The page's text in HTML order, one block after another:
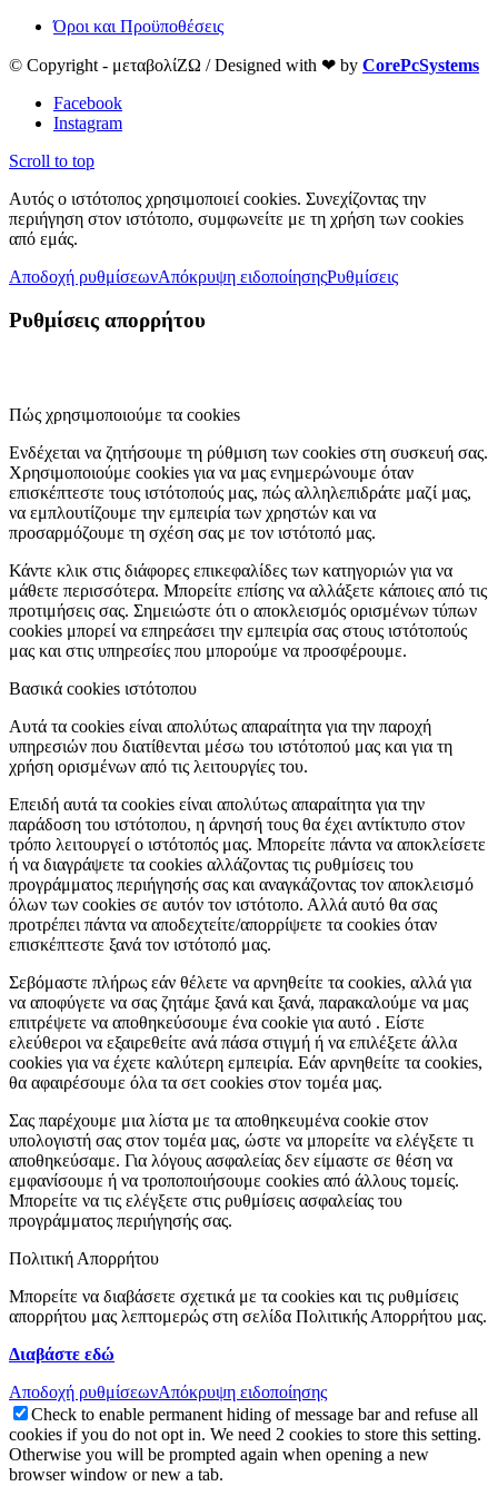
Όροι και Προϋποθέσεις
© Copyright - μεταβολίΖΩ / Designed with ❤ by CorePcSystems
Facebook
Instagram
Scroll to top
Αυτός ο ιστότοπος χρησιμοποιεί cookies. Συνεχίζοντας την
περιήγηση στον ιστότοπο, συμφωνείτε με τη χρήση των cookies
από εμάς.
Αποδοχή ρυθμίσεωνΑπόκρυψη ειδοποίησηςΡυθμίσεις
Ρυθμίσεις απορρήτου
Πώς χρησιμοποιούμε τα cookies
Ενδέχεται να ζητήσουμε τη ρύθμιση των cookies στη συσκευή σας.
Χρησιμοποιούμε cookies για να μας ενημερώνουμε όταν
επισκέπτεστε τους ιστότοπούς μας, πώς αλληλεπιδράτε μαζί μας,
να εμπλουτίζουμε την εμπειρία των χρηστών και να
προσαρμόζουμε τη σχέση σας με τον ιστότοπό μας.
Κάντε κλικ στις διάφορες επικεφαλίδες των κατηγοριών για να
μάθετε περισσότερα. Μπορείτε επίσης να αλλάξετε κάποιες από τις
προτιμήσεις σας. Σημειώστε ότι ο αποκλεισμός ορισμένων τύπων
cookies μπορεί να επηρεάσει την εμπειρία σας στους ιστότοπούς
μας και στις υπηρεσίες που μπορούμε να προσφέρουμε.
Βασικά cookies ιστότοπου
Αυτά τα cookies είναι απολύτως απαραίτητα για την παροχή
υπηρεσιών που διατίθενται μέσω του ιστότοπού μας και για τη
χρήση ορισμένων από τις λειτουργίες του.
Επειδή αυτά τα cookies είναι απολύτως απαραίτητα για την
παράδοση του ιστότοπου, η άρνησή τους θα έχει αντίκτυπο στον
τρόπο λειτουργεί ο ιστότοπός μας. Μπορείτε πάντα να αποκλείσετε
ή να διαγράψετε τα cookies αλλάζοντας τις ρυθμίσεις του
προγράμματος περιήγησής σας και αναγκάζοντας τον αποκλεισμό
όλων των cookies σε αυτόν τον ιστότοπο. Αλλά αυτό θα σας
προτρέπει πάντα να αποδεχτείτε/απορρίψετε τα cookies όταν
επισκέπτεστε ξανά τον ιστότοπό μας.
Σεβόμαστε πλήρως εάν θέλετε να αρνηθείτε τα cookies, αλλά για
να αποφύγετε να σας ζητάμε ξανά και ξανά, παρακαλούμε να μας
επιτρέψετε να αποθηκεύσουμε ένα cookie για αυτό . Είστε
ελεύθεροι να εξαιρεθείτε ανά πάσα στιγμή ή να επιλέξετε άλλα
cookies για να έχετε καλύτερη εμπειρία. Εάν αρνηθείτε τα cookies,
θα αφαιρέσουμε όλα τα σετ cookies στον τομέα μας.
Σας παρέχουμε μια λίστα με τα αποθηκευμένα cookie στον
υπολογιστή σας στον τομέα μας, ώστε να μπορείτε να ελέγξετε τι
αποθηκεύσαμε. Για λόγους ασφαλείας δεν είμαστε σε θέση να
εμφανίσουμε ή να τροποποιήσουμε cookies από άλλους τομείς.
Μπορείτε να τις ελέγξετε στις ρυθμίσεις ασφαλείας του
προγράμματος περιήγησής σας.
Πολιτική Απορρήτου
Μπορείτε να διαβάσετε σχετικά με τα cookies και τις ρυθμίσεις
απορρήτου μας λεπτομερώς στη σελίδα Πολιτικής Απορρήτου μας.
Διαβάστε εδώ
Αποδοχή ρυθμίσεωνΑπόκρυψη ειδοποίησης
Check to enable permanent hiding of message bar and refuse all
cookies if you do not opt in. We need 2 cookies to store this setting.
Otherwise you will be prompted again when opening a new
browser window or new a tab.